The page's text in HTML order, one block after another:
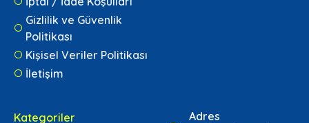
Gizlilik ve Güvenlik
Politikası
Kişisel Veriler Politikası
İletişim
Kategoriler
Adres